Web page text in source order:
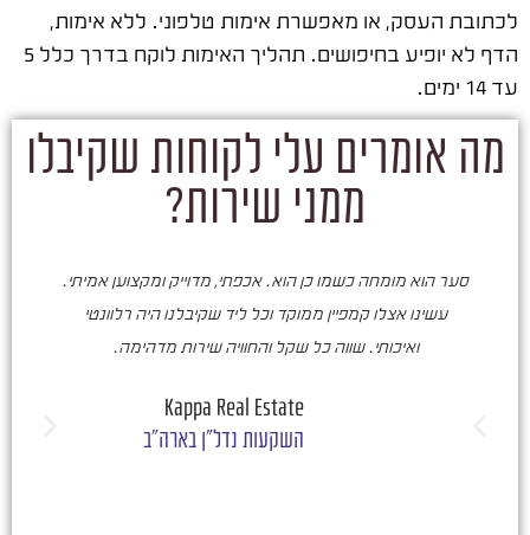
לכתובת העסק, או מאפשרת אימות טלפוני. ללא אימות,
הדף לא יופיע בחיפושים. תהליך האימות לוקח בדרך כלל 5
עד 14 ימים.
מה אומרים עלי לקוחות שקיבלו
ממני שירות?
סער הוא מומחה כשמו כן הוא. אכפתי, מדוייק ומקצוען אמיתי.
עשינו אצלו קמפיין ממוקד וכל ליד שקיבלנו היה רלוונטי
ואיכותי. שווה כל שקל והחוויה שירות מדהימה.
Kappa Real Estate
השקעות נדל"ן בארה"ב